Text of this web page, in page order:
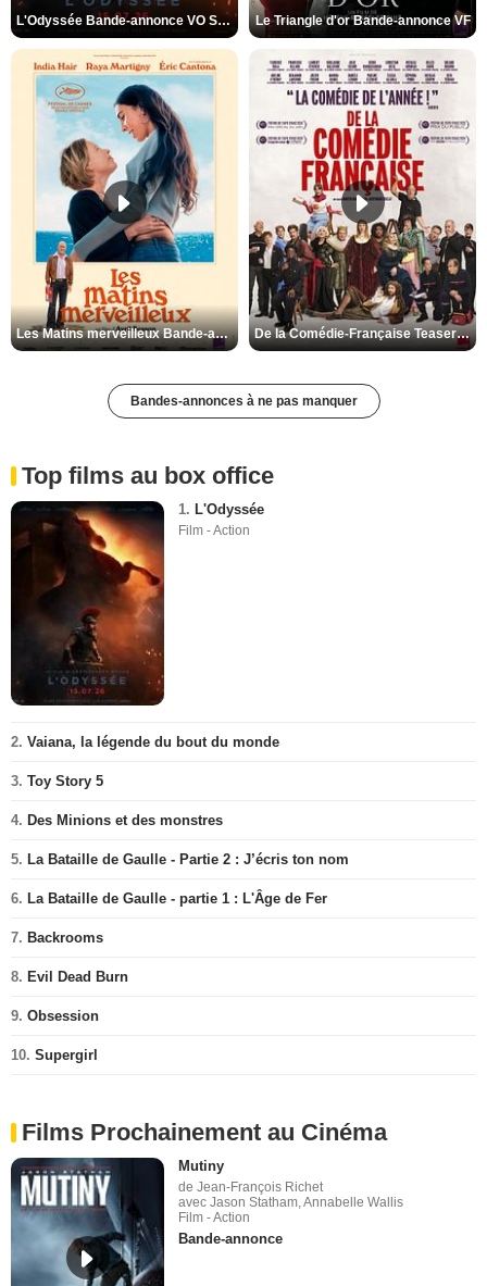
L'Odyssée Bande-annonce VO STFR Le Triangle d'or Bande-annonce VF
Les Matins merveilleux Bande-annonce VF De la Comédie-Française Teaser VF
Bandes-annonces à ne pas manquer
Top films au box office
1. L'Odyssée
Film - Action
2. Vaiana, la légende du bout du monde
3. Toy Story 5
4. Des Minions et des monstres
5. La Bataille de Gaulle - Partie 2 : J’écris ton nom
6. La Bataille de Gaulle - partie 1 : L'Âge de Fer
7. Backrooms
8. Evil Dead Burn
9. Obsession
10. Supergirl
Films Prochainement au Cinéma
Mutiny
de Jean-François Richet
avec Jason Statham, Annabelle Wallis
Film - Action
Bande-annonce